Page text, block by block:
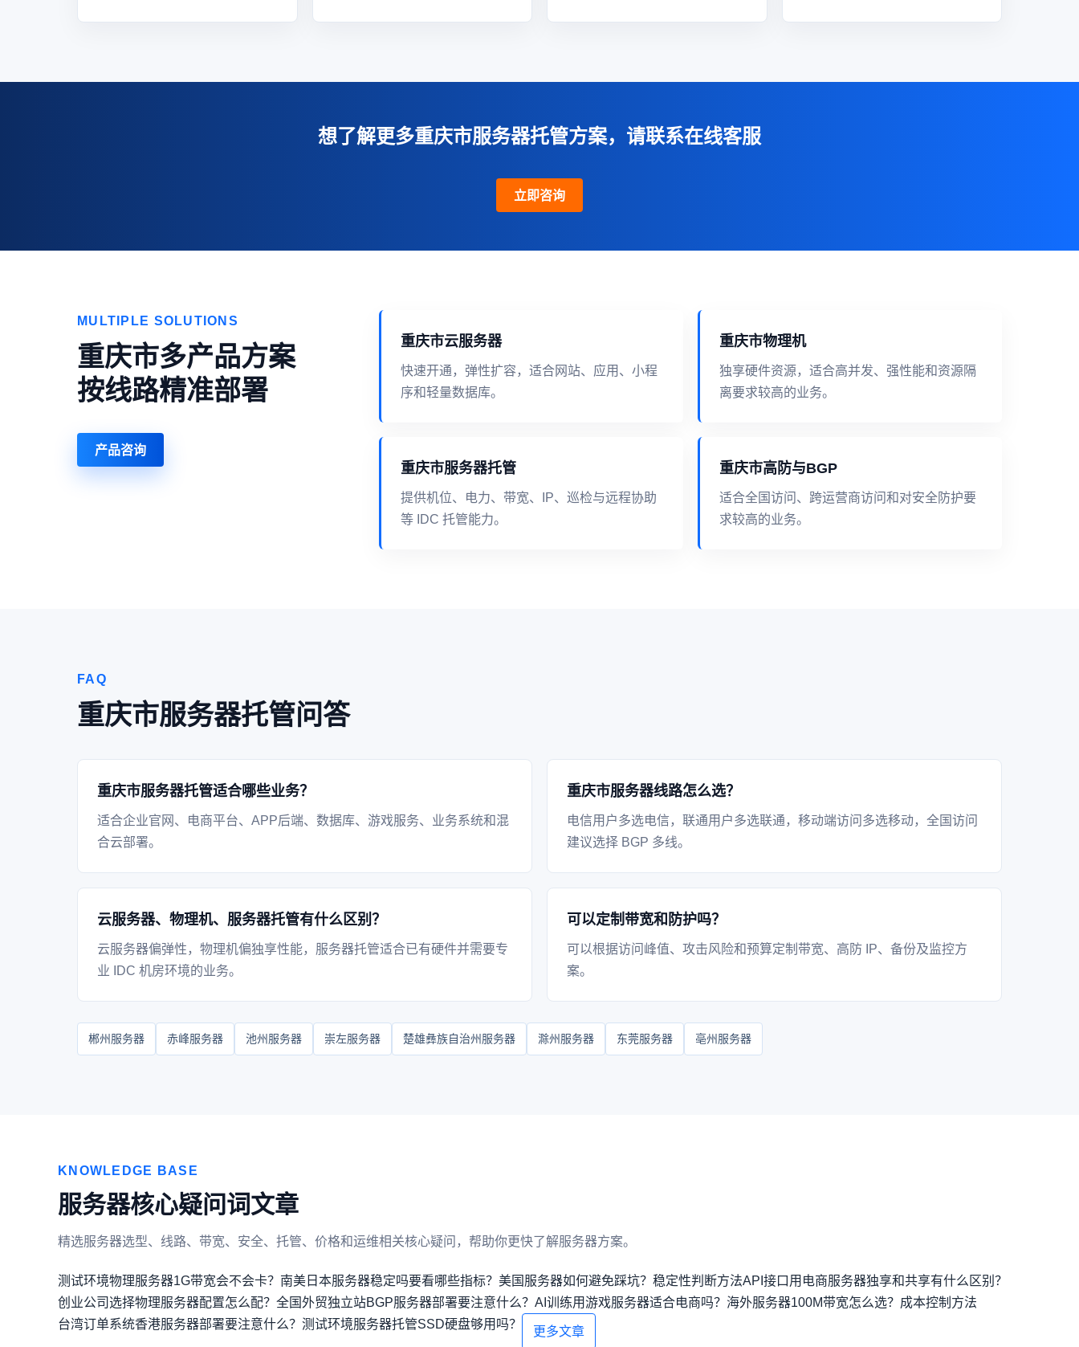
想了解更多重庆市服务器托管方案，请联系在线客服
立即咨询
MULTIPLE SOLUTIONS
重庆市多产品方案
按线路精准部署
产品咨询
重庆市云服务器
快速开通，弹性扩容，适合网站、应用、小程
序和轻量数据库。
重庆市物理机
独享硬件资源，适合高并发、强性能和资源隔
离要求较高的业务。
重庆市服务器托管
提供机位、电力、带宽、IP、巡检与远程协助
等 IDC 托管能力。
重庆市高防与BGP
适合全国访问、跨运营商访问和对安全防护要
求较高的业务。
FAQ
重庆市服务器托管问答
重庆市服务器托管适合哪些业务？
适合企业官网、电商平台、APP后端、数据库、游戏服务、业务系统和混
合云部署。
重庆市服务器线路怎么选？
电信用户多选电信，联通用户多选联通，移动端访问多选移动，全国访问
建议选择 BGP 多线。
云服务器、物理机、服务器托管有什么区别？
云服务器偏弹性，物理机偏独享性能，服务器托管适合已有硬件并需要专
业 IDC 机房环境的业务。
可以定制带宽和防护吗？
可以根据访问峰值、攻击风险和预算定制带宽、高防 IP、备份及监控方
案。
郴州服务器 赤峰服务器 池州服务器 崇左服务器 楚雄彝族自治州服务器 滁州服务器 东莞服务器 亳州服务器
KNOWLEDGE BASE
服务器核心疑问词文章
精选服务器选型、线路、带宽、安全、托管、价格和运维相关核心疑问，帮助你更快了解服务器方案。
测试环境物理服务器1G带宽会不会卡？ 南美日本服务器稳定吗要看哪些指标？ 美国服务器如何避免踩坑？稳定性判断方法API接口用电商服务器独享和共享有什么区别？
创业公司选择物理服务器配置怎么配？ 全国外贸独立站BGP服务器部署要注意什么？ AI训练用游戏服务器适合电商吗？ 海外服务器100M带宽怎么选？成本控制方法
台湾订单系统香港服务器部署要注意什么？ 测试环境服务器托管SSD硬盘够用吗？
更多文章